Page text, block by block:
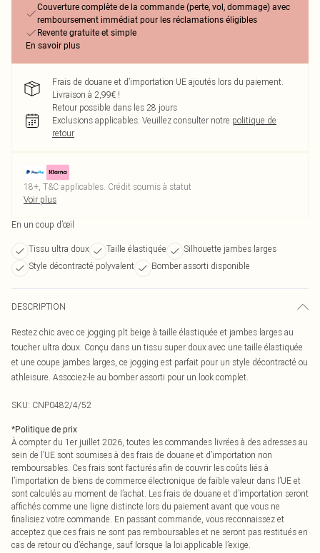
Couverture complète de la commande (perte, vol, dommage) avec
remboursement immédiat pour les réclamations éligibles
Revente gratuite et simple
En savoir plus
Frais de douane et d’importation UE ajoutés lors du paiement.
Livraison à 2,99€ !
Retour possible dans les 28 jours
Exclusions applicables. Veuillez consulter notre politique de
retour
18+, T&C applicables. Crédit soumis à statut
Voir plus
En un coup d’œil
Tissu ultra doux Taille élastiquée
Silhouette jambes larges
Style décontracté polyvalent
Bomber assorti disponible
DESCRIPTION
Restez chic avec ce jogging plt beige à taille élastiquée et jambes larges au
toucher ultra doux. Conçu dans un tissu super doux avec une taille élastiquée
et une coupe jambes larges, ce jogging est parfait pour un style décontracté ou
athleisure. Associez-le au bomber assorti pour un look complet.
SKU: CNP0482/4/52
*Politique de prix
À compter du 1er juillet 2026, toutes les commandes livrées à des adresses au
sein de l’UE sont soumises à des frais de douane et d’importation non
remboursables. Ces frais sont facturés afin de couvrir les coûts liés à
l’importation de biens de commerce électronique de faible valeur dans l’UE et
sont calculés au moment de l’achat. Les frais de douane et d’importation seront
affichés comme une ligne distincte lors du paiement avant que vous ne
finalisiez votre commande. En passant commande, vous reconnaissez et
acceptez que ces frais ne sont pas remboursables et ne seront pas restitués en
cas de retour ou d’échange, sauf lorsque la loi applicable l’exige.